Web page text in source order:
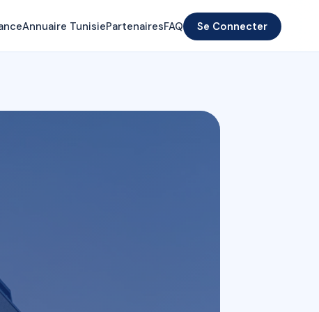
Annuaire TunisiePartenairesFAQ Se Connecter